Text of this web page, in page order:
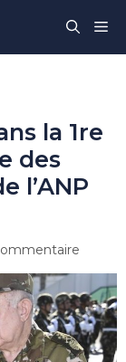
la 1re
des
l’ANP